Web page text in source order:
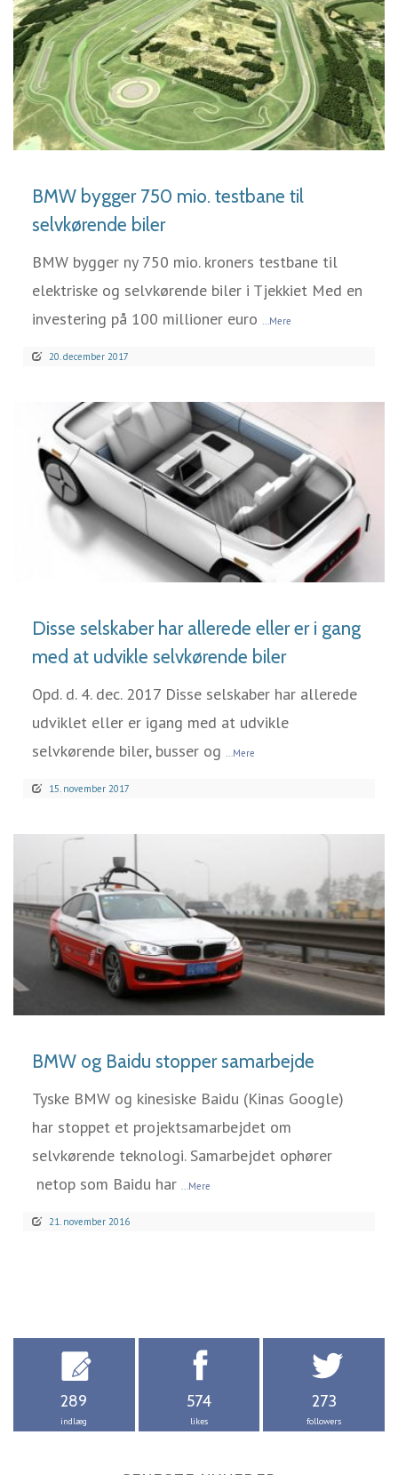
LÆS MERE
BMW bygger 750 mio. testbane til
selvkørende biler
BMW bygger ny 750 mio. kroners testbane til
elektriske og selvkørende biler i Tjekkiet Med en
investering på 100 millioner euro ...Mere
20. december 2017
LÆS MERE
Disse selskaber har allerede eller er i gang
med at udvikle selvkørende biler
Opd. d. 4. dec. 2017 Disse selskaber har allerede
udviklet eller er igang med at udvikle
selvkørende biler, busser og ...Mere
15. november 2017
LÆS MERE
BMW og Baidu stopper samarbejde
Tyske BMW og kinesiske Baidu (Kinas Google)
har stoppet et projektsamarbejdet om
selvkørende teknologi. Samarbejdet ophører
netop som Baidu har
...Mere
21. november 2016
289
indlæg
574
likes
273
followers